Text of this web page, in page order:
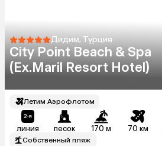
Дидим, Турция
City Point Beach & Spa
(Ex.Maril Resort Hotel)
Летим Аэрофлотом
линия песок 170 м 70 км
Собственный пляж